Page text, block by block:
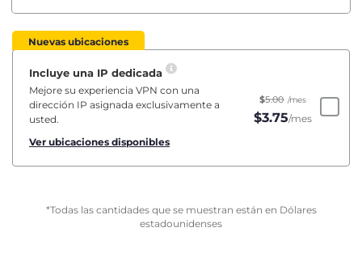
Nuevas ubicaciones
Incluye una IP dedicada
Mejore su experiencia VPN con una
dirección IP asignada exclusivamente a
usted.
Ver ubicaciones disponibles
$5.00 /mes
$3.75/mes
*Todas las cantidades que se muestran están en Dólares
estadounidenses